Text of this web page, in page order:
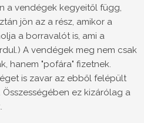
a vendégek kegyeitől függ,
jön az a rész, amikor a
a borravalót is, ami a
A vendégek meg nem csak
hanem "pofára" fizetnek.
is zavar az ebből felépült
ez kizárólag a